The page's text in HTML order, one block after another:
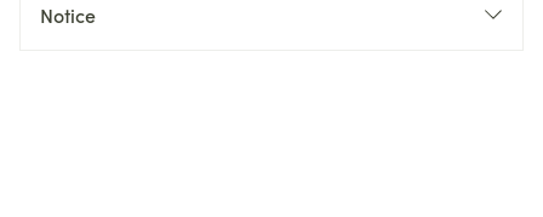
Notice